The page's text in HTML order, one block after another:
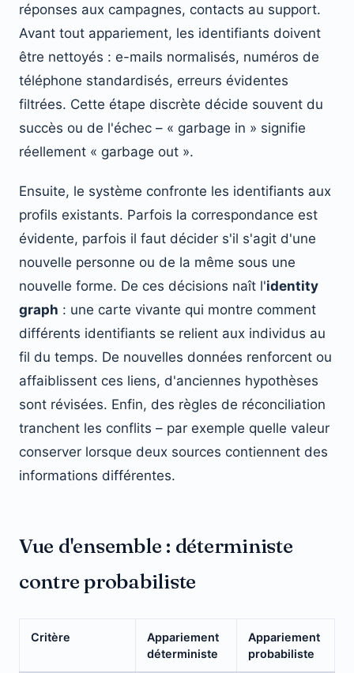
réponses aux campagnes, contacts au support.
Avant tout appariement, les identifiants doivent
être nettoyés : e-mails normalisés, numéros de
téléphone standardisés, erreurs évidentes
filtrées. Cette étape discrète décide souvent du
succès ou de l'échec – « garbage in » signifie
réellement « garbage out ».
Ensuite, le système confronte les identifiants aux
profils existants. Parfois la correspondance est
évidente, parfois il faut décider s'il s'agit d'une
nouvelle personne ou de la même sous une
nouvelle forme. De ces décisions naît l'identity
graph : une carte vivante qui montre comment
différents identifiants se relient aux individus au
fil du temps. De nouvelles données renforcent ou
affaiblissent ces liens, d'anciennes hypothèses
sont révisées. Enfin, des règles de réconciliation
tranchent les conflits – par exemple quelle valeur
conserver lorsque deux sources contiennent des
informations différentes.
Vue d'ensemble : déterministe
contre probabiliste
Critère
Appariement
déterministe
Appariement
probabiliste